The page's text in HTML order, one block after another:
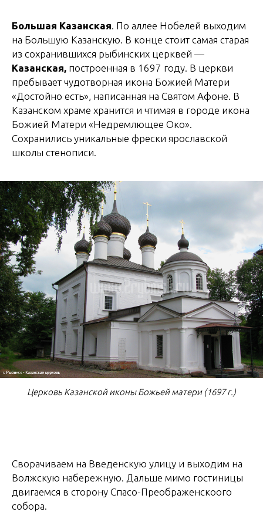
Большая Казанская . По аллее Нобелей выходим
на Большую Казанскую. В конце стоит самая старая
из сохранившихся рыбинских церквей —
Казанская, построенная в 1697 году. В церкви
пребывает чудотворная икона Божией Матери
«Достойно есть», написанная на Святом Афоне. В
Казанском храме хранится и чтимая в городе икона
Божией Матери «Недремлющее Око».
Сохранились уникальные фрески ярославской
школы стенописи.
Церковь Казанской иконы Божьей матери (1697 г.)
Сворачиваем на Введенскую улицу и выходим на
Волжскую набережную. Дальше мимо гостиницы
двигаемся в сторону Спасо-Преображенскоого
собора.